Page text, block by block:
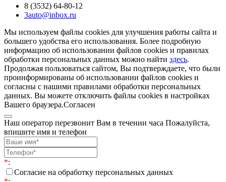
8 (3532) 64-80-12
3auto@inbox.ru
Мы используем файлы cookies для улучшения работы сайта и
большего удобства его использования. Более подробную
информацию об использовании файлов cookies и правилах
обработки персональных данных можно найти здесь.
Продолжая пользоваться сайтом, Вы подтверждаете, что были
проинформированы об использовании файлов cookies и
согласны с нашими правилами обработки персональных
данных. Вы можете отключить файлы cookies в настройках
Вашего браузера.Согласен
Наш оператор перезвонит Вам в течении часа Пожалуйста,
впишите имя и телефон
*:
Согласие на обработку персональных данных